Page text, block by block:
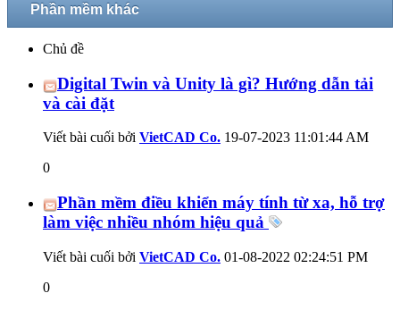
Phần mềm khác
Chủ đề
Digital Twin và Unity là gì? Hướng dẫn tải
và cài đặt
Viết bài cuối bởi VietCAD Co. 19-07-2023 11:01:44 AM
0
Phần mềm điều khiển máy tính từ xa, hỗ trợ
làm việc nhiều nhóm hiệu quả
Viết bài cuối bởi VietCAD Co. 01-08-2022 02:24:51 PM
0